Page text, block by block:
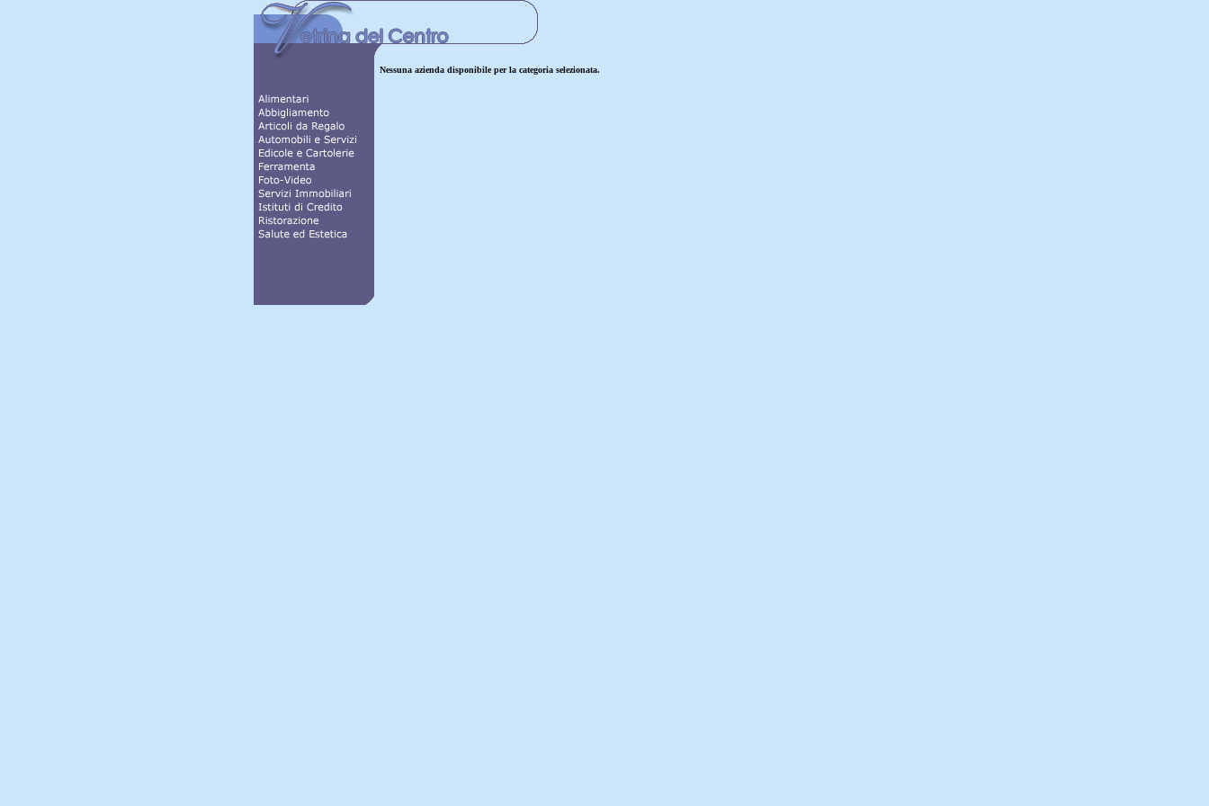
Nessuna azienda disponibile per la categoria selezionata.